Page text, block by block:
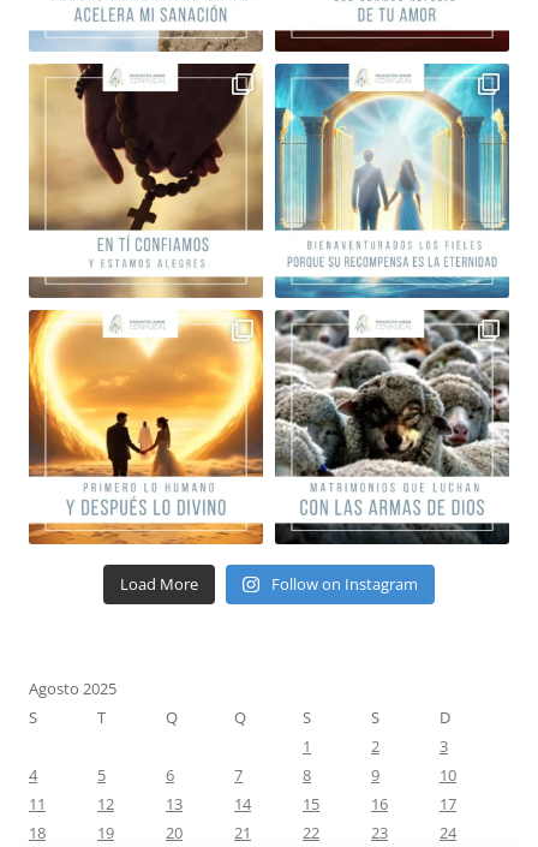
Load More Follow on Instagram
Agosto 2025
S
T Q Q S S
D
1
2
3
4
5 6 7 8 9
10
11
12 13 14 15 16
17
18
19 20 21 22 23 24